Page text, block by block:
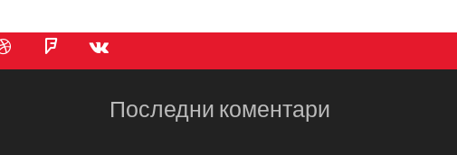
Последни коментари